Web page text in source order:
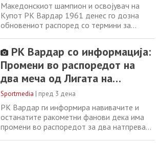
Македонскиот шампион и освојувач на
Купот РК Вардар 1961 денес го дозна
обновениот распоред со термини за
шампион се враќаат во најдоброто
друштво и отвораат на 10-ти септември
со гостински дуел кај германски Мелсунген.
РК Вардар 1961 е во група со германски
Мелсунген, со
РК Вардар со информација:
Промени во распоредот на
два меча од Лигата на
Шампионите!
Sportmedia | пред 3 дена
РК Вардар ги информира навивачите и
останатите ракометни фанови дека има
промени во распоредот за два натпревари